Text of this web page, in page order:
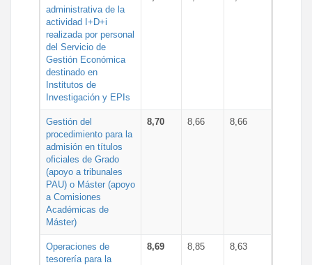
administrativa de la
actividad I+D+i
realizada por personal
del Servicio de
Gestión Económica
destinado en
Institutos de
Investigación y EPIs
Gestión del
procedimiento para la
admisión en títulos
oficiales de Grado
(apoyo a tribunales
PAU) o Máster (apoyo
a Comisiones
Académicas de
Máster)
8,70 8,66 8,66
Operaciones de
tesorería para la
8,69 8,85 8,63